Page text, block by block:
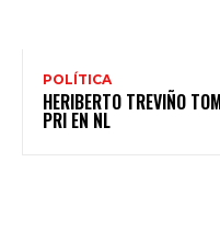
POLÍTICA
HERIBERTO TREVIÑO
PRI EN NL